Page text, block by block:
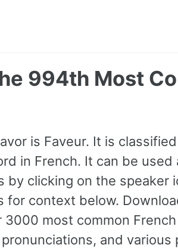
994th Most
is Faveur. It is
in French. It can be used
clicking on the speaker
for context below.
most common
and various